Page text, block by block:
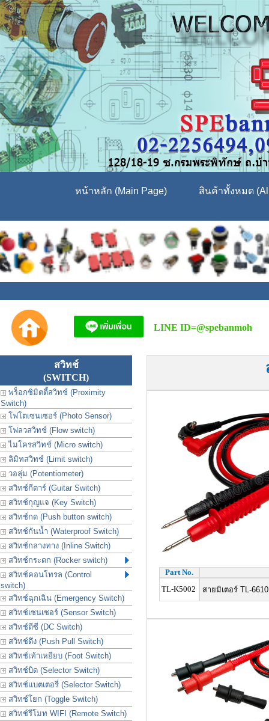
หน้าหลัก (Main Page) สินค้าทั้งหมด
LINE ID=@spebanmoh
สวิทช์
(SWITCH)
พร็อกซิมิตตี้สวิทช์ (Proximity
Switch)
โฟโตเซนเซอร์ (Photo Sensor)
โฟลวสวิทช์ (Flow switch)
ไมโครสวิทช์ (Micro switch)
ลิมิทสวิทช์ (Limit switch)
วอลุ่ม (Potentiometer)
สวิทช์กีตาร์ (Guitar Switch)
สวิทช์กุญแจ (Key Switch)
สวิทช์กด (Push button switch)
สวิทช์กันน้ำ (Waterproof Switch)
สวิทช์กลางทาง (Inline Switch)
สวิทช์กระดก (Rocker switch)
สวิทช์คอนโทรล (Control
switch)
สวิทช์ฉุกเฉิน (Emergency Switch)
สวิทช์เซนเซอร์ (Sensor Switch)
สวิทช์ดีซี (DC Switch)
สวิทช์ดึง (Push Pull Switch)
สวิทช์เท้าเหยียบ (Foot Switch)
สวิทช์บิด (Selector Switch)
สวิทช์แบตเตอรี่ (Selector Switch)
สวิทช์โยก (Toggle Switch)
สวิทช์รีโมท WIFI (Remote Switch)
Part No.
TL-K5002
สายมิเตอร์ TL-